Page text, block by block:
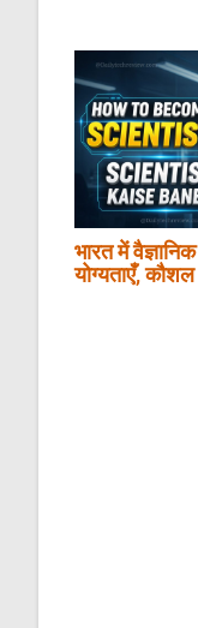
भारत में
योग्यताएँ,